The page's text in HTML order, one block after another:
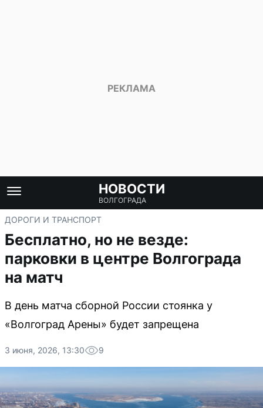
НОВОСТИ
ВОЛГОГРАДА
ДОРОГИ И ТРАНСПОРТ
Бесплатно, но не везде:
парковки в центре Волгограда
на матч
В день матча сборной России стоянка у
«Волгоград Арены» будет запрещена
3 июня, 2026, 13:30 9